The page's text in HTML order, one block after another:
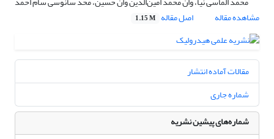
مشاهده مقاله
اصل مقاله 1.15 M
مقالات آماده انتشار
شماره جاری
شماره‌های پیشین نشریه